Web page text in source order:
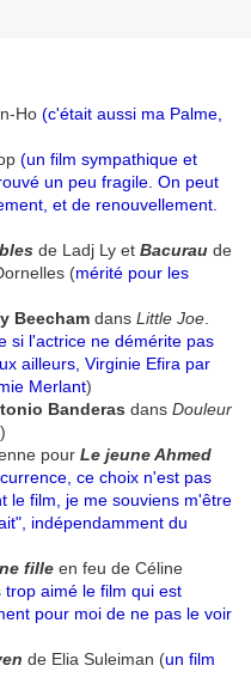
Ho (c'était aussi ma Palme,
(un film sympathique et
un peu fragile. On peut
et de renouvellement.
de Ladj Ly et Bacurau de
(mérité pour les
Beecham dans Little Joe
si l'actrice ne démérite pas
ailleurs, Virginie Efira par
Merlant)
Banderas dans Douleur
)
pour Le jeune Ahmed
ce choix n'est pas
le film, je me souviens m'être
indépendamment du
fille en feu de Céline
aimé le film qui est
pour moi de ne pas le voir
de Elia Suleiman (un film